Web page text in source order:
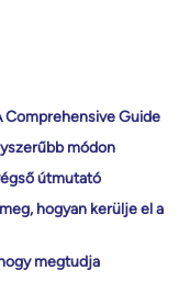
Comprehensive Guide
módon
útmutató
hogyan kerülje el a
megtudja